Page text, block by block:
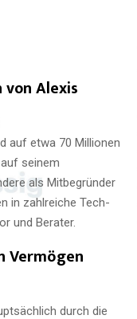
Alexis
auf etwa 70 Millionen
seinem
als Mitbegründer
in zahlreiche Tech-
und Berater.
Vermögen
durch die